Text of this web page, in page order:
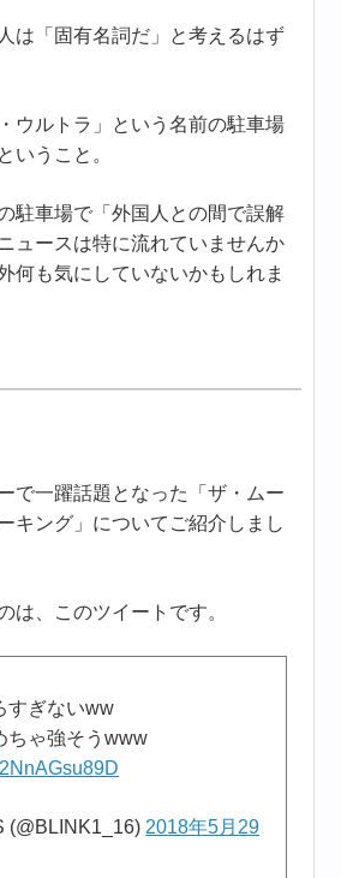
は「固有名詞だ」と考えるはず
ウルトラ」という名前の駐車場
いうこと。
駐車場で「外国人との間で誤解
ュースは特に流れていませんか
何も気にしていないかもしれま
で一躍話題となった「ザ・ムー
キング」についてご紹介しまし
は、このツイートです。
すぎないww
ちゃ強そうwww
(@BLINK1_16) 2018年5月29